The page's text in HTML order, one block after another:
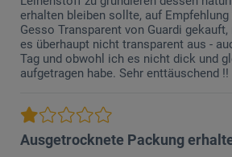
erhalten bleiben sollte, auf
Gesso Transparent von Guardi
es überhaupt nicht transparent aus -
Tag und obwohl ich es nicht dick und
aufgetragen habe. Sehr enttäuschend !!
Ausgetrocknete Packung